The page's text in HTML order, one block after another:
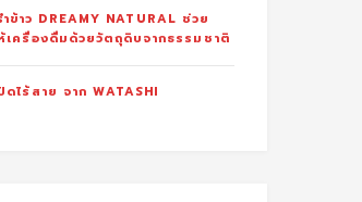
ข้าว DREAMY NATURAL ช่วย
เครื่องดื่มด้วยวัตถุดิบจากธรรมชาติ
ไร้สาย จาก WATASHI